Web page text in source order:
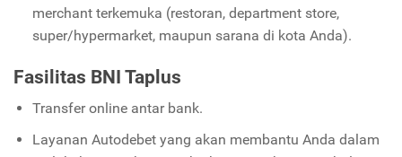
merchant terkemuka (restoran, department store,
super/hypermarket, maupun sarana di kota Anda).
Fasilitas BNI Taplus
Transfer online antar bank.
Layanan Autodebet yang akan membantu Anda dalam